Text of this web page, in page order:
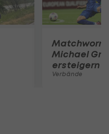
Matchworn-
Michael
ersteigern
Verbände